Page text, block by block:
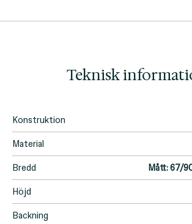
Teknisk
Konstruktion
Material
Bredd Mått: 67/
Höjd
Backning